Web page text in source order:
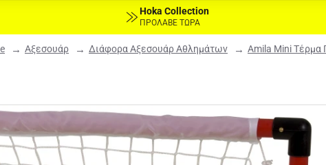
Αξεσουάρ Διάφορα Αξεσουάρ Αθλημάτων Amila Mini Τέρμα
Hoka Collection
ΠΡΟΛΑΒΕ ΤΩΡΑ